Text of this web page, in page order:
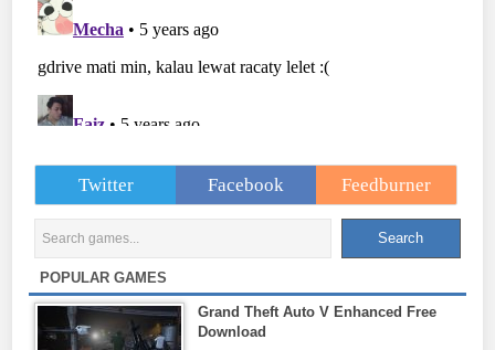
Twitter Facebook Feedburner
POPULAR GAMES
Grand Theft Auto V Enhanced Free
Download